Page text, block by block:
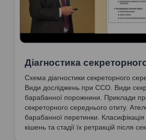
Діагностика
Схема діагностики секреторного
Види досліджень при ССО. Види
барабанної порожнини. Приклади
секреторного середнього отиту.
барабанної перетинки. Класифікація
кішень та стадії їх ретракцій після